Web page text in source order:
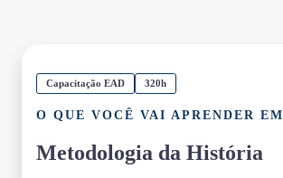
Capacitação EAD 320h
O QUE VOCÊ VAI APRENDER EM
Metodologia da História